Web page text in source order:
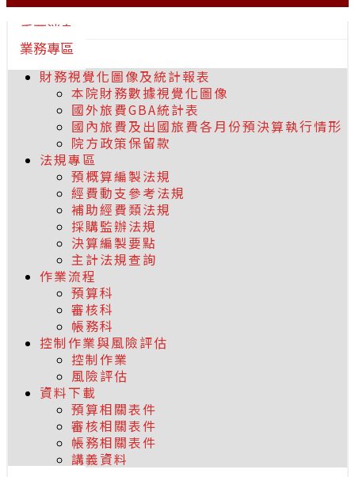
重要消息
業務專區
財務視覺化圖像及統計報表
本院財務數據視覺化圖像
國外旅費GBA統計表
國內旅費及出國旅費各月份預決算執行情形
院方政策保留款
法規專區
預概算編製法規
經費動支參考法規
補助經費類法規
採購監辦法規
決算編製要點
主計法規查詢
作業流程
預算科
審核科
帳務科
控制作業與風險評估
控制作業
風險評估
資料下載
預算相關表件
審核相關表件
帳務相關表件
講義資料